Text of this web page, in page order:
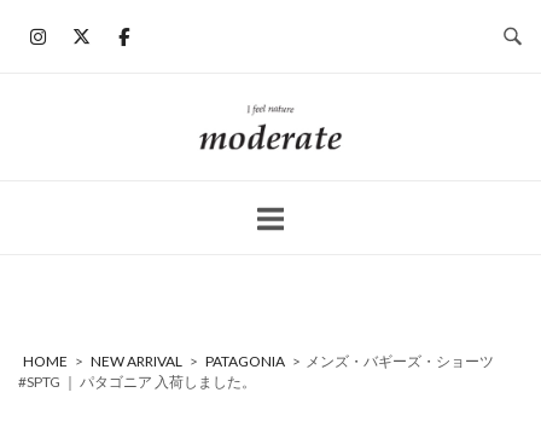
ホ
ー
HOME > NEW ARRIVAL > PATAGONIA > メンズ・バギーズ・ショーツ
#SPTG ｜ パタゴニア 入荷しました。